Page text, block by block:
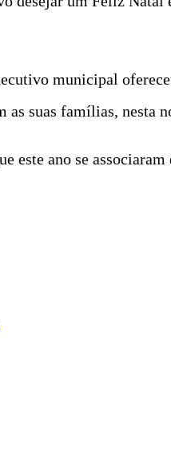
municipal
as suas famílias, nesta
este ano se